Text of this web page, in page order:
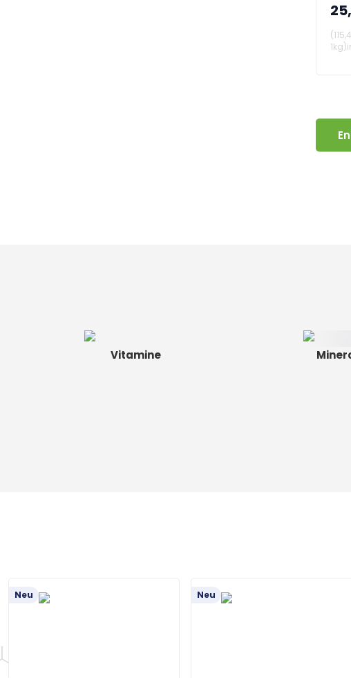
(
1kg)
Vitamine
Neu Neu